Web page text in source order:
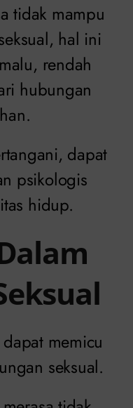
tidak mampu
hal ini
rendah
hubungan
dapat
psikologis
hidup.
memicu
seksual.